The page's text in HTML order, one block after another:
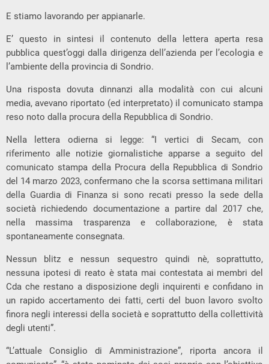
E stiamo lavorando per appianarle.
E’ questo in sintesi il contenuto della lettera aperta resa
pubblica quest’oggi dalla dirigenza dell’azienda per l’ecologia e
l’ambiente della provincia di Sondrio.
Una risposta dovuta dinnanzi alla modalità con cui alcuni
media, avevano riportato (ed interpretato) il comunicato stampa
reso noto dalla procura della Repubblica di Sondrio.
Nella lettera odierna si legge: “I vertici di Secam, con
riferimento alle notizie giornalistiche apparse a seguito del
comunicato stampa della Procura della Repubblica di Sondrio
del 14 marzo 2023, confermano che la scorsa settimana militari
della Guardia di Finanza si sono recati presso la sede della
società richiedendo documentazione a partire dal 2017 che,
nella massima trasparenza e collaborazione, è stata
spontaneamente consegnata.
Nessun blitz e nessun sequestro quindi nè, soprattutto,
nessuna ipotesi di reato è stata mai contestata ai membri del
Cda che restano a disposizione degli inquirenti e confidano in
un rapido accertamento dei fatti, certi del buon lavoro svolto
finora negli interessi della società e soprattutto della collettività
degli utenti”.
“L’attuale Consiglio di Amministrazione”, riporta ancora il